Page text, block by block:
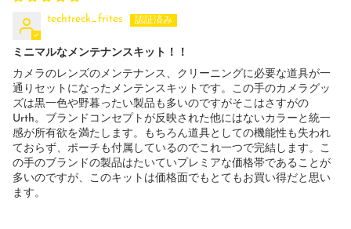
techtreck_frites
ミニマルなメンテナンスキット！！
カメラのレンズのメンテナンス、クリーニングに必要な道具が一
通りセットになったメンテンスキットです。この手のカメラグッ
ズは黒一色や野暮ったい製品も多いのですがそこはさすがの
Urth。ブランドコンセプトが反映された他にはないカラーと統一
感が所有欲を満たします。もちろん道具としての機能性も失われ
ておらず、ポーチも付属しているのでこれ一つで完結します。こ
の手のブランドの製品はたいていプレミアな価格帯であることが
多いのですが、このキットは価格面でもとてもお買い得だと思い
ます。